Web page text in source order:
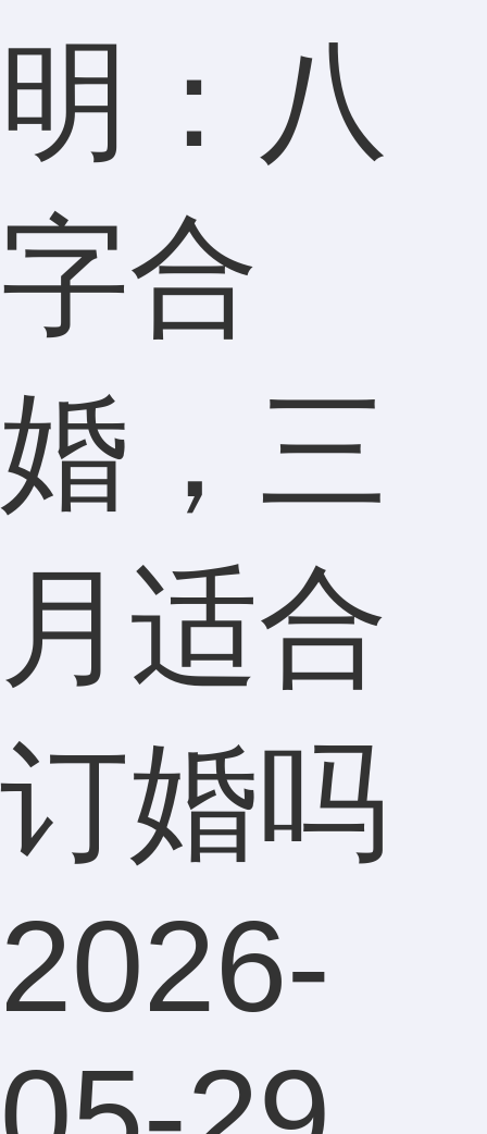
明：八
字合
婚，三
月适合
订婚吗
2026-